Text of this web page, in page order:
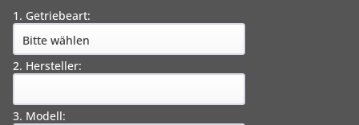
1. Getriebeart:
2. Hersteller:
3. Modell: